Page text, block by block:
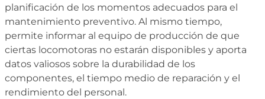
planificación de los momentos adecuados para el
mantenimiento preventivo. Al mismo tiempo,
permite informar al equipo de producción de que
ciertas locomotoras no estarán disponibles y aporta
datos valiosos sobre la durabilidad de los
componentes, el tiempo medio de reparación y el
rendimiento del personal.